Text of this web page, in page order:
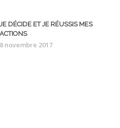
JE DÉCIDE ET JE RÉUSSIS MES
ACTIONS
8 novembre 2017